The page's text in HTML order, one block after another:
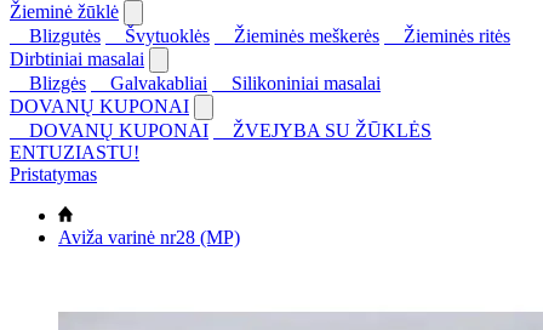
Žieminė žūklė
Blizgutės
Švytuoklės Žieminės meškerės
Žieminės ritės
Dirbtiniai masalai
Blizgės
Galvakabliai
Silikoniniai masalai
DOVANŲ KUPONAI
DOVANŲ KUPONAI
ŽVEJYBA SU ŽŪKLĖS
ENTUZIASTU!
Pristatymas
Aviža varinė nr28 (MP)